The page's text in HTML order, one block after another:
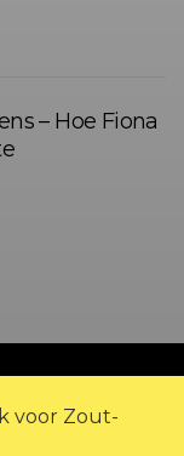
voor Zout-
– Hoe Fiona